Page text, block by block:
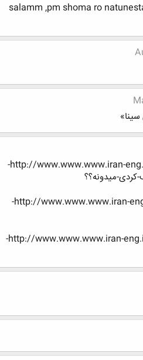
salamm ,pm shoma ro
http://www.www.www.iran-eng.ir/showthread.php/358381-
میدونه؟؟
http://www.www.www.iran-eng.ir/showthread.php/358112-
http://www.www.www.iran-eng.ir/showthread.php/358536-